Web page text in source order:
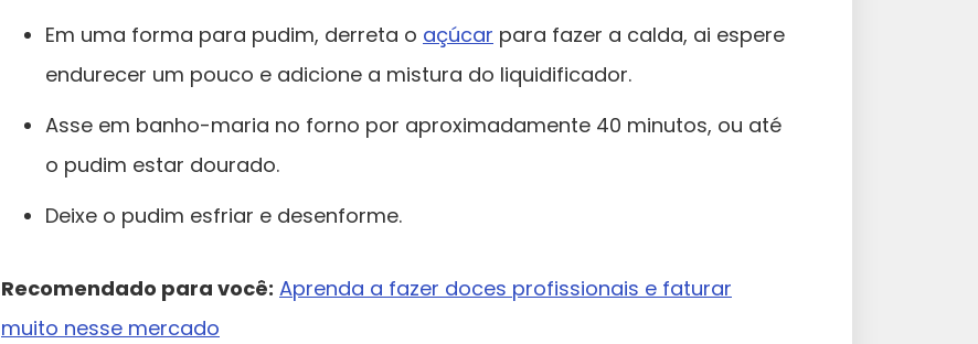
Em uma forma para pudim, derreta o açúcar para fazer a calda, ai espere
endurecer um pouco e adicione a mistura do liquidificador.
Asse em banho-maria no forno por aproximadamente 40 minutos, ou até
o pudim estar dourado.
Deixe o pudim esfriar e desenforme.
Recomendado para você: Aprenda a fazer doces profissionais e faturar
muito nesse mercado